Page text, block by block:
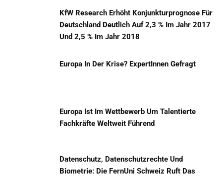
KfW Research Erhöht Konjunkturprognose Für
Deutschland Deutlich Auf 2,3 % Im Jahr 2017
Und 2,5 % Im Jahr 2018
Europa In Der Krise? ExpertInnen Gefragt
Europa Ist Im Wettbewerb Um Talentierte
Fachkräfte Weltweit Führend
Datenschutz, Datenschutzrechte Und
Biometrie: Die FernUni Schweiz Ruft Das